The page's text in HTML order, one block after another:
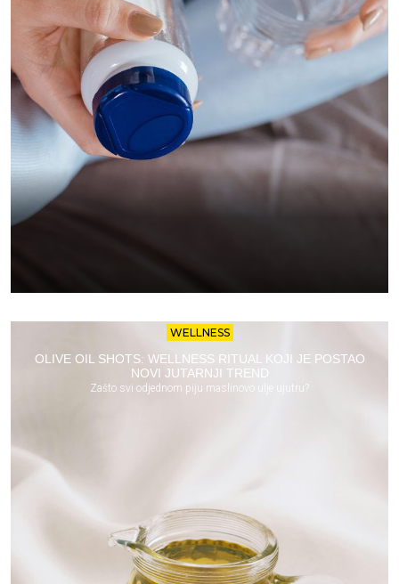
WELLNESS
OLIVE OIL SHOTS: WELLNESS RITUAL KOJI JE POSTAO
NOVI JUTARNJI TREND
Zašto svi odjednom piju maslinovo ulje ujutru?